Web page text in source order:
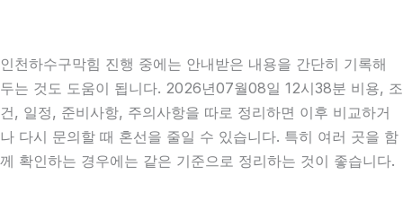
인천하수구막힘 진행 중에는 안내받은 내용을 간단히 기록해
두는 것도 도움이 됩니다. 2026년07월08일 12시38분 비용, 조
건, 일정, 준비사항, 주의사항을 따로 정리하면 이후 비교하거
나 다시 문의할 때 혼선을 줄일 수 있습니다. 특히 여러 곳을 함
께 확인하는 경우에는 같은 기준으로 정리하는 것이 좋습니다.